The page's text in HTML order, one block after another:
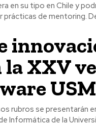
en su tipo en Chile y
de mentoring.
XXV
USM
rubros se presentarán
la Universidad. 8 innovadores